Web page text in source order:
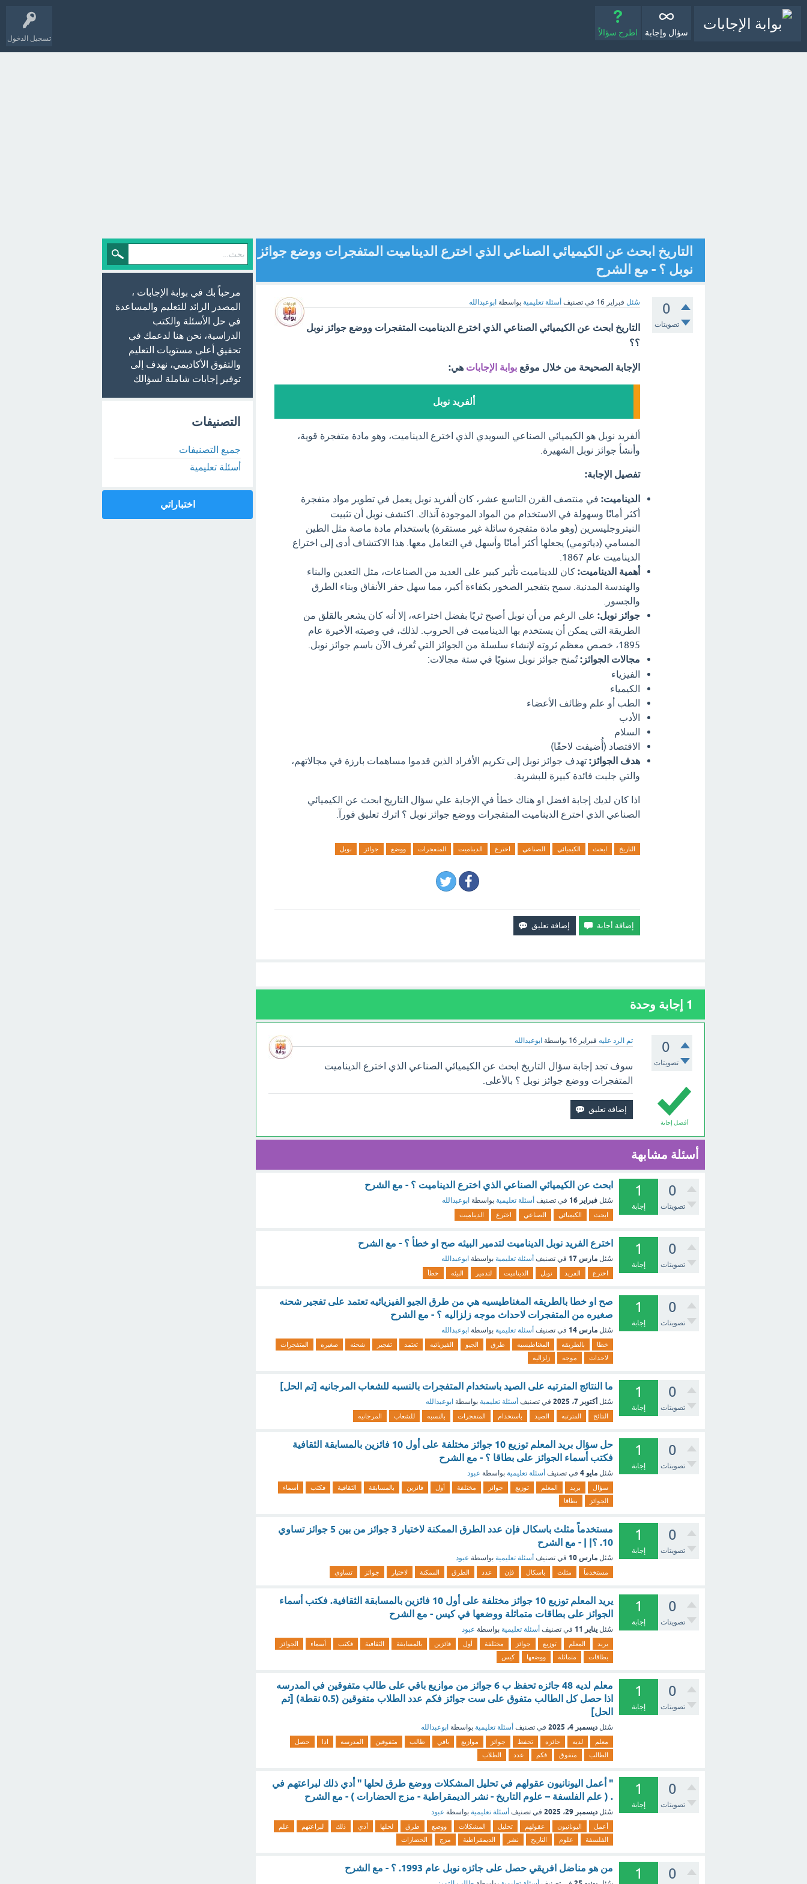
تسجيل الدخول
سؤال وإجابة اطرح سؤالاً
التاريخ ابحث عن الكيميائي الصناعي الذي اخترع الديناميت المتفجرات ووضع جوائز
نوبل ؟ - مع الشرح
0
تصويتات
سُئل فبراير 16 في تصنيف أسئلة تعليمية بواسطة ابوعبدالله
التاريخ ابحث عن الكيميائي الصناعي الذي اخترع الديناميت المتفجرات ووضع جوائز نوبل
؟؟
الإجابة الصحيحة من خلال موقع بوابة الإجابات هي:
ألفريد نوبل
ألفريد نوبل هو الكيميائي الصناعي السويدي الذي اخترع الديناميت، وهو مادة متفجرة قوية،
وأنشأ جوائز نوبل الشهيرة.
تفصيل الإجابة:
الديناميت: في منتصف القرن التاسع عشر، كان ألفريد نوبل يعمل في تطوير مواد متفجرة
أكثر أمانًا وسهولة في الاستخدام من المواد الموجودة آنذاك. اكتشف نوبل أن تثبيت
النيتروجليسرين (وهو مادة متفجرة سائلة غير مستقرة) باستخدام مادة ماصة مثل الطين
المسامي (دياتومي) يجعلها أكثر أمانًا وأسهل في التعامل معها. هذا الاكتشاف أدى إلى اختراع
الديناميت عام 1867.
أهمية الديناميت: كان للديناميت تأثير كبير على العديد من الصناعات، مثل التعدين والبناء
والهندسة المدنية. سمح بتفجير الصخور بكفاءة أكبر، مما سهل حفر الأنفاق وبناء الطرق
والجسور.
جوائز نوبل: على الرغم من أن نوبل أصبح ثريًا بفضل اختراعه، إلا أنه كان يشعر بالقلق من
الطريقة التي يمكن أن يستخدم بها الديناميت في الحروب. لذلك، في وصيته الأخيرة عام
1895، خصص معظم ثروته لإنشاء سلسلة من الجوائز التي تُعرف الآن باسم جوائز نوبل.
مجالات الجوائز:تُمنح جوائز نوبل سنويًا في ستة مجالات:
الفيزياء
الكيمياء
الطب أو علم وظائف الأعضاء
الأدب
السلام
الاقتصاد (أُضيفت لاحقًا)
هدف الجوائز: تهدف جوائز نوبل إلى تكريم الأفراد الذين قدموا مساهمات بارزة في مجالاتهم،
والتي جلبت فائدة كبيرة للبشرية.
اذا كان لديك إجابة افضل او هناك خطأ في الإجابة علي سؤال التاريخ ابحث عن الكيميائي
الصناعي الذي اخترع الديناميت المتفجرات ووضع جوائز نوبل ؟ اترك تعليق فورآ.
التاريخ ابحث الكيميائي الصناعي اخترع الديناميت المتفجرات ووضع جوائز نوبل
1 إجابة وحدة
0
تصويتات
تم الرد عليه فبراير 16 بواسطة ابوعبدالله
أفضل إجابة
سوف تجد إجابة سؤال التاريخ ابحث عن الكيميائي الصناعي الذي اخترع الديناميت
المتفجرات ووضع جوائز نوبل ؟ بالأعلى.
أسئلة مشابهة
0
تصويتات
1
إجابة
ابحث عن الكيميائي الصناعي الذي اخترع الديناميت ؟ - مع الشرح
سُئل فبراير 16 في تصنيف أسئلة تعليمية بواسطة ابوعبدالله
ابحث الكيميائي الصناعي اخترع الديناميت
0
تصويتات
1
إجابة
اخترع الفريد نوبل الديناميت لتدمير البيئه صح او خطأ ؟ - مع الشرح
سُئل مارس 17 في تصنيف أسئلة تعليمية بواسطة ابوعبدالله
اخترع الفريد نوبل الديناميت لتدمير البيئه خطأ
0
تصويتات
1
إجابة
صح او خطا بالطريقه المغناطيسيه هي من طرق الجيو الفيزيائيه تعتمد على تفجير شحنه
صغيره من المتفجرات لاحداث موجه زلزاليه ؟ - مع الشرح
سُئل مارس 14 في تصنيف أسئلة تعليمية بواسطة ابوعبدالله
خطا بالطريقه المغناطيسيه طرق الجيو الفيزيائيه تعتمد تفجير شحنه صغيره
المتفجرات
لاحداث
موجه زلزاليه
0
تصويتات
1
إجابة
ما النتائج المترتبه على الصيد باستخدام المتفجرات بالنسبه للشعاب المرجانيه [تم الحل]
سُئل أكتوبر 7، 2025 في تصنيف أسئلة تعليمية بواسطة ابوعبدالله
النتائج المترتبه الصيد باستخدام المتفجرات بالنسبه للشعاب المرجانيه
0
تصويتات
1
إجابة
حل سؤال بريد المعلم توزيع 10 جوائز مختلفة على أول 10 فائزين بالمسابقة الثقافية
فكتب أسماء الجوائز على بطاقا ؟ - مع الشرح
سُئل مايو 4 في تصنيف أسئلة تعليمية بواسطة عبود
سؤال بريد المعلم توزيع جوائز مختلفة أول فائزين بالمسابقة الثقافية فكتب
أسماء
الجوائز
بطاقا
0
تصويتات
1
إجابة
مستخدماً مثلث باسكال فإن عدد الطرق الممكنة لاختيار 3 جوائز من بين 5 جوائز تساوي
10. ؟| | - مع الشرح
سُئل مارس 10 في تصنيف أسئلة تعليمية بواسطة عبود
مستخدماً مثلث باسكال فإن عدد الطرق الممكنة لاختيار جوائز تساوي
0
تصويتات
1
إجابة
يريد المعلم توزيع 10 جوائز مختلفة على أول 10 فائزين بالمسابقة الثقافية. فكتب أسماء
الجوائز على بطاقات متماثلة ووضعها في كيس - مع الشرح
سُئل يناير 11 في تصنيف أسئلة تعليمية بواسطة عبود
يريد المعلم توزيع جوائز مختلفة أول فائزين بالمسابقة الثقافية فكتب أسماء
الجوائز
بطاقات
متماثلة ووضعها كيس
0
تصويتات
1
إجابة
معلم لديه 48 جائزه تحفظ ب 6 جوائز من موازيع باقي على طالب متفوقين في المدرسه
اذا حصل كل الطالب متفوق على ست جوائز فكم عدد الطلاب متفوقين (0.5 نقطة) [تم
الحل]
سُئل ديسمبر 4، 2025 في تصنيف أسئلة تعليمية بواسطة ابوعبدالله
معلم لديه جائزه تحفظ جوائز موازيع باقي طالب متفوقين المدرسه اذا
حصل
الطالب
متفوق فكم عدد الطلاب
0
تصويتات
1
إجابة
" أعمل اليونانيون عقولهم في تحليل المشكلات ووضع طرق لحلها " أدي ذلك لبراعتهم في
. ( علم الفلسفة – علوم التاريخ - نشر الديمقراطية - مزج الحضارات ) - مع الشرح
سُئل ديسمبر 29، 2025 في تصنيف أسئلة تعليمية بواسطة عبود
أعمل اليونانيون عقولهم تحليل المشكلات ووضع طرق لحلها أدي ذلك لبراعتهم
علم
الفلسفة
علوم التاريخ نشر الديمقراطية مزج الحضارات
0
1 من هو مناضل افريقي حصل على جائزه نوبل عام 1993. ؟ - مع الشرح
مرحباً بك في بوابة الإجابات ،
المصدر الرائد للتعليم والمساعدة
في حل الأسئلة والكتب
الدراسية، نحن هنا لدعمك في
تحقيق أعلى مستويات التعليم
والتفوق الأكاديمي، نهدف إلى
توفير إجابات شاملة لسؤالك
التصنيفات
جميع التصنيفات
أسئلة تعليمية
اختباراتي